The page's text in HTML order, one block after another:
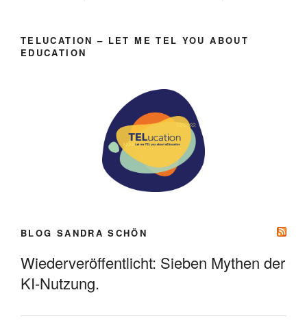
TELUCATION – LET ME TEL YOU ABOUT
EDUCATION
BLOG SANDRA SCHÖN
Wiederveröffentlicht: Sieben Mythen der
KI-Nutzung.